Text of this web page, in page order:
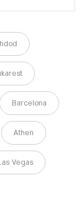
Barcelona
Athen
Vegas